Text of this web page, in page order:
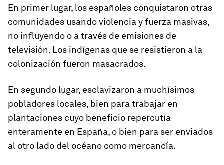
En primer lugar, los españoles conquistaron otras
comunidades usando violencia y fuerza masivas,
no influyendo o a través de emisiones de
televisión. Los indígenas que se resistieron a la
colonización fueron masacrados.
En segundo lugar, esclavizaron a muchísimos
pobladores locales, bien para trabajar en
plantaciones cuyo beneficio repercutía
enteramente en España, o bien para ser enviados
al otro lado del océano como mercancía.